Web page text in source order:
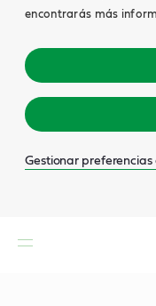
encontrarás más
Gestionar preferencias